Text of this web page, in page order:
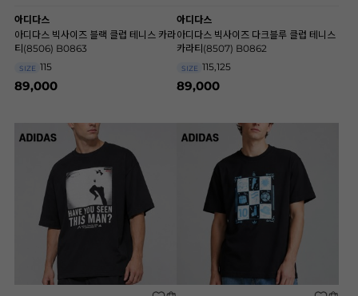
아디다스
아디다스 빅사이즈 블랙 클럽 테니스 카라
티(8506) B0863
SIZE 115
89,000
아디다스
아디다스 빅사이즈 다크블루 클럽 테니스
카라티(8507) B0862
SIZE 115,125
89,000